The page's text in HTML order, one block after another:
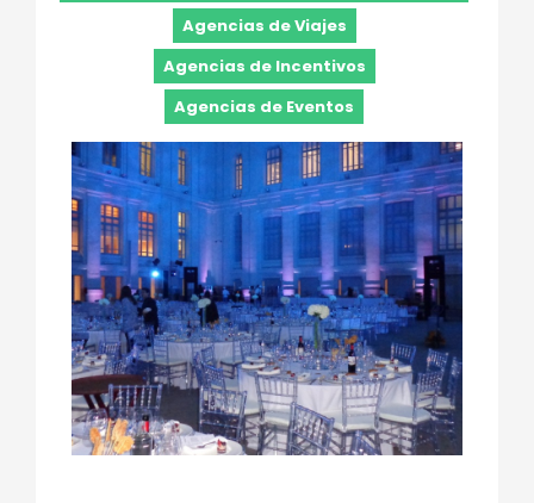
Agencias de Viajes
Agencias de Incentivos
Agencias de Eventos